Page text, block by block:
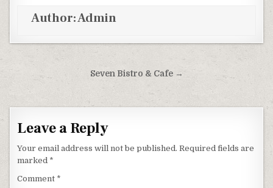
Author:Admin
Post navigationSeven Bistro & Cafe →
Leave a Reply
Your email address will not be published. Required fields are
marked *
Comment *